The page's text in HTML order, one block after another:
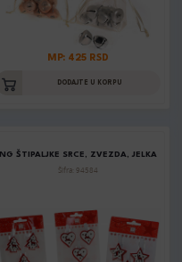
MP: 425 RSD
DODAJTE U KORPU
NG ŠTIPALJKE SRCE, ZVEZDA, JELKA
Šifra: 94584